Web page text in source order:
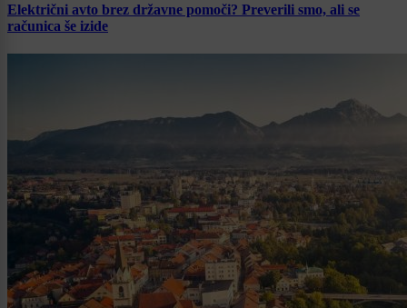
Električni avto brez državne pomoči? Preverili smo, ali se
računica še izide